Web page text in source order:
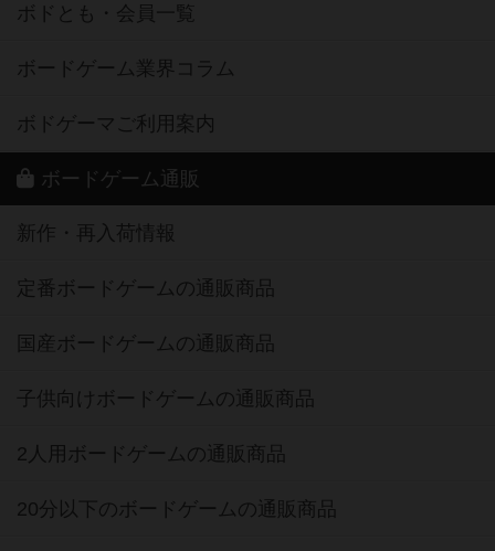
ボドとも・会員一覧
ボードゲーム業界コラム
ボドゲーマご利用案内
ボードゲーム通販
新作・再入荷情報
定番ボードゲームの通販商品
国産ボードゲームの通販商品
子供向けボードゲームの通販商品
2人用ボードゲームの通販商品
20分以下のボードゲームの通販商品